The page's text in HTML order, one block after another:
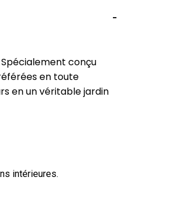
conçu
en toute
en un véritable jardin
intérieures.